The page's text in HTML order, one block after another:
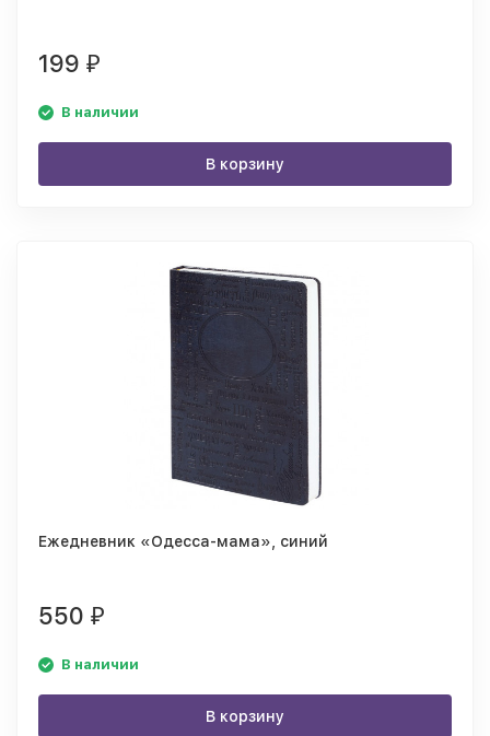
199 ₽
В наличии
В корзину
Ежедневник «Одесса-мама», синий
550 ₽
В наличии
В корзину